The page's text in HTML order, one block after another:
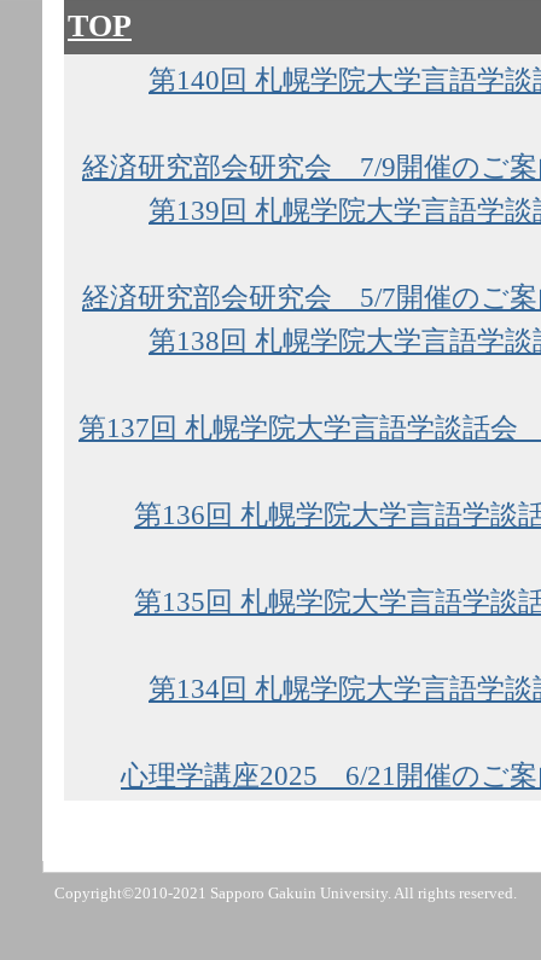
TOP
第140回 札幌学院大学言語学
経済研究部会研究会 7/9開催のご
第139回 札幌学院大学言語学
経済研究部会研究会 5/7開催のご
第138回 札幌学院大学言語学
第137回 札幌学院大学言語学談話
第136回 札幌学院大学言語学
第135回 札幌学院大学言語学
第134回 札幌学院大学言語学
心理学講座2025 6/21開催のご
Copyright©2010-2021 Sapporo Gakuin University. All rights reserved.